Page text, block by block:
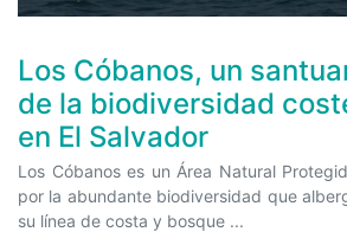
Los Cóbanos, un
de la biodiversidad
en El Salvador
Los Cóbanos es un Área Natural
por la abundante biodiversidad que
su línea de costa y bosque ...